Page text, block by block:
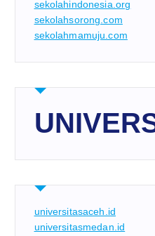
sekolahindonesia.org
sekolahsorong.com
sekolahmamuju.com
universitasaceh.id
universitasmedan.id